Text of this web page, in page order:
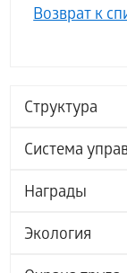
Структура
Система
Награды
Экология
Возврат к